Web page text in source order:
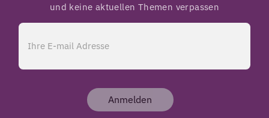
und keine aktuellen Themen verpassen
Anmelden